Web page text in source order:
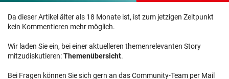
Da dieser Artikel älter als 18 Monate ist, ist zum jetzigen Zeitpunkt
kein Kommentieren mehr möglich.
Wir laden Sie ein, bei einer aktuelleren themenrelevanten Story
mitzudiskutieren:Themenübersicht.
Bei Fragen können Sie sich gern an das Community-Team per Mail